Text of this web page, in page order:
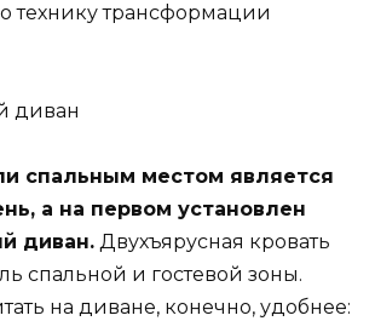
технику трансформации
диван
спальным местом является
а на первом установлен
диван. Двухъярусная кровать
спальной и гостевой зоны.
на диване, конечно, удобнее: